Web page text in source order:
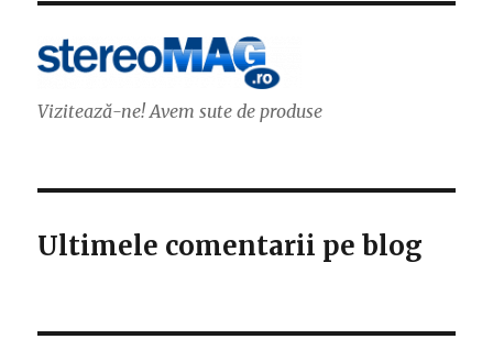
Vizitează-ne! Avem sute de produse
Ultimele comentarii pe blog